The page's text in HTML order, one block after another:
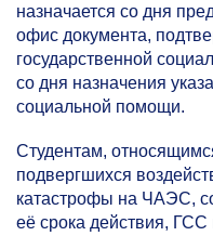
назначается со дня
офис документа,
государственной
со дня назначения
социальной помощи.
Студентам,
подвергшихся
катастрофы на ЧАЭС,
её срока действия,